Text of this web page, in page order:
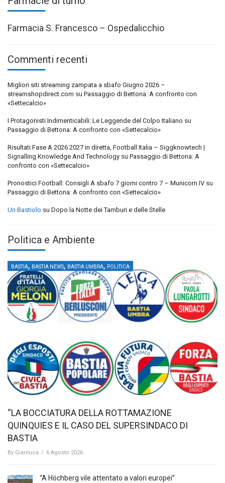
Farmacia S. Francesco – Ospedalicchio
Commenti recenti
Migliori siti streaming zampata a sbafo Giugno 2026 –
streamshopdirect.com su Passaggio di Bettona: A confronto con
«Settecalcio»
I Protagonisti Indimenticabili: Le Leggende del Colpo Italiano su
Passaggio di Bettona: A confronto con «Settecalcio»
Risultati Fase A 2026 2027 in diretta, Football Italia – Siggknowtech |
Signalling Knowledge And Technology su Passaggio di Bettona: A
confronto con «Settecalcio»
Pronostici Football: Consigli A sbafo 7 giorni contro 7 – Municorn IV su
Passaggio di Bettona: A confronto con «Settecalcio»
Un Bastiolo su Dopo la Notte dei Tamburi e delle Stelle
Politica e Ambiente
BASTIA, BASTIA NEWS, BASTIA UMBRA, POLITICA
“LA BOCCIATURA DELLA ROTTAMAZIONE
QUINQUIES E IL CASO DEL SUPERSINDACO DI
BASTIA
By Gianluca / 6 Agosto 2026
“A Höchberg vile attentato a valori europei”